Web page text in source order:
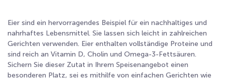
Eier sind ein hervorragendes Beispiel für ein nachhaltiges und
nahrhaftes Lebensmittel. Sie lassen sich leicht in zahlreichen
Gerichten verwenden. Eier enthalten vollständige Proteine und
sind reich an Vitamin D, Cholin und Omega-3-Fettsäuren.
Sichern Sie dieser Zutat in Ihrem Speisenangebot einen
besonderen Platz, sei es mithilfe von einfachen Gerichten wie